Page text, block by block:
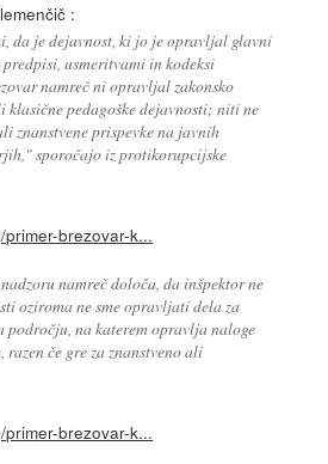
:
da je dejavnost, ki jo je opravljal glavni
usmeritvami in kodeksi
namreč ni opravljal zakonsko
klasične pedagoške dejavnosti; niti ne
znanstvene prispevke na javnih
sporočajo iz protikorupcijske
brezovar-k...
namreč določa, da inšpektor ne
oziroma ne sme opravljati dela za
področju, na katerem opravlja naloge
če gre za znanstveno ali
brezovar-k...